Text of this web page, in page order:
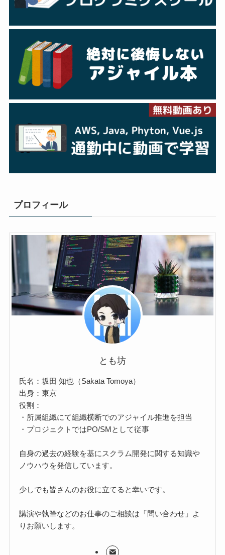
プロフィール
とも坊
氏名：坂田 知也（Sakata Tomoya）
出身：東京
役割：
・所属組織にて組織横断でのアジャイル推進を担当
・プロジェクトではPO/SMとして従事
自身の過去の経験を基にスクラム開発に関する知識や
ノウハウを発信しています。
少しでも皆さんのお役に立てると幸いです。
講演や執筆などのお仕事のご相談は「問い合わせ」よ
りお願いします。